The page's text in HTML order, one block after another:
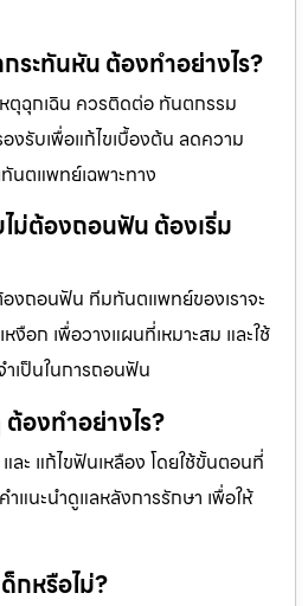
ะทันหัน ต้องทำอย่างไร?
ตุฉุกเฉิน ควรติดต่อ ทันตกรรม
งรับเพื่อแก้ไขเบื้องต้น ลดความ
นตแพทย์เฉพาะทาง
ม่ต้องถอนฟัน ต้องเริ่ม
งถอนฟัน ทีมทันตแพทย์ของเราจะ
งือก เพื่อวางแผนที่เหมาะสม และใช้
เป็นในการถอนฟัน
องทำอย่างไร?
ะ แก้ไขฟันเหลือง โดยใช้ขั้นตอนที่
แนะนำดูแลหลังการรักษา เพื่อให้
กหรือไม่?